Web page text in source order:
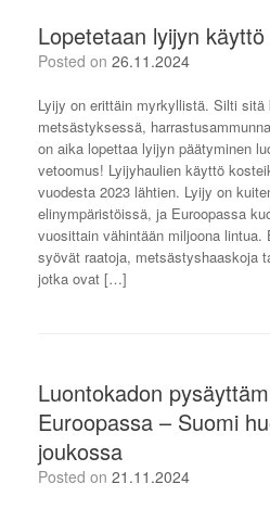
Lopetetaan lyijyn
Posted on 26.11.2024
Lyijy on erittäin myrkyllistä. Silti sitä
metsästyksessä,
on aika lopettaa lyijyn päätyminen
vetoomus! Lyijyhaulien käyttö
vuodesta 2023 lähtien. Lyijy on
elinympäristöissä, ja Euroopassa
vuosittain vähintään miljoona
syövät raatoja, metsästyshaaskoja
jotka ovat […]
Luontokadon
Euroopassa – Suomi
joukossa
Posted on 21.11.2024